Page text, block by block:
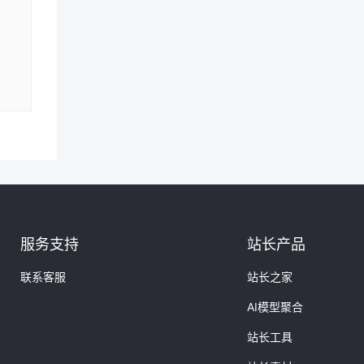
服务支持
联系客服
站长产品
站长之家
AI模型聚合
站长工具